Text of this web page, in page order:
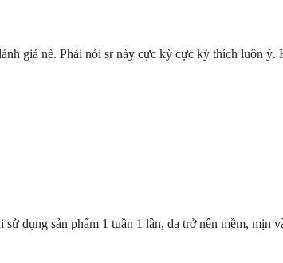
giá nè. Phải nói sr này cực kỳ cực kỳ thích luôn ý.
dụng sản phẩm 1 tuần 1 lần, da trở nên mềm, mịn